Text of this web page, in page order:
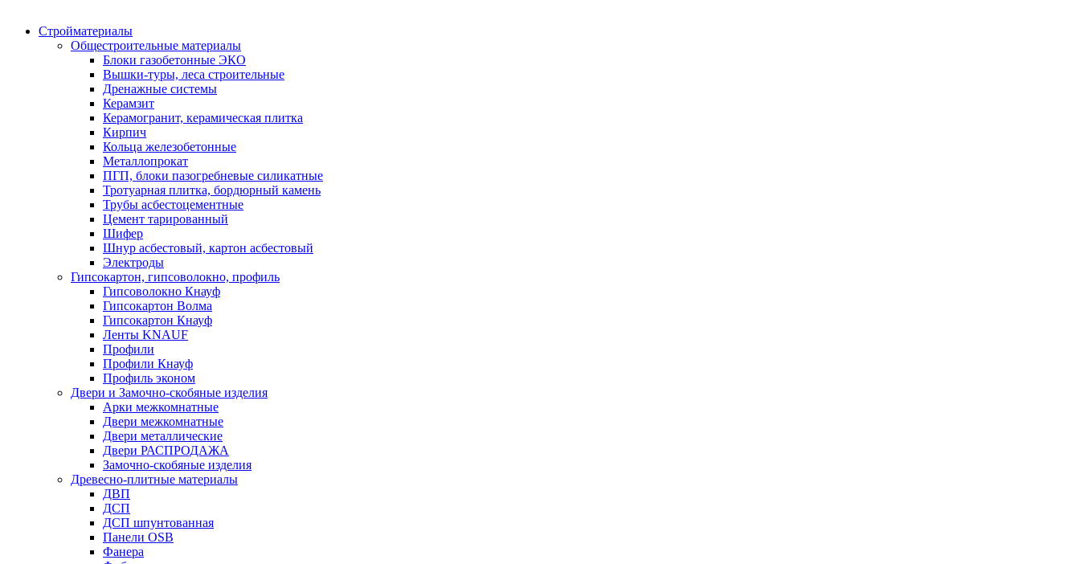
Стройматериалы
Oбщестроительные материалы
Блоки газобетонные ЭКО
Вышки-туры, леса строительные
Дренажные системы
Керамзит
Керамогранит, керамическая плитка
Кирпич
Кольца железобетонные
Металлопрокат
ПГП, блоки пазогребневые силикатные
Тротуарная плитка, бордюрный камень
Трубы асбестоцементные
Цемент тарированный
Шифер
Шнур асбестовый, картон асбестовый
Электроды
Гипсокартон, гипсоволокно, профиль
Гипсоволокно Кнауф
Гипсокартон Волма
Гипсокартон Кнауф
Ленты KNAUF
Профили
Профили Кнауф
Профиль эконом
Двери и Замочно-скобяные изделия
Арки межкомнатные
Двери межкомнатные
Двери металлические
Двери РАСПРОДАЖА
Замочно-скобяные изделия
Древесно-плитные материалы
ДВП
ДСП
ДСП шпунтованная
Панели OSB
Фанера